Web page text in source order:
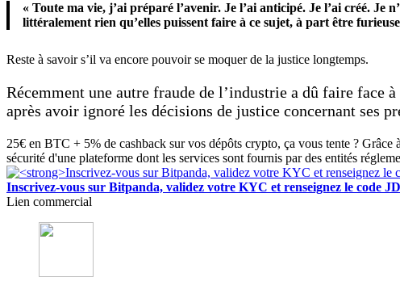
« Toute ma vie, j’ai préparé l’avenir. Je l’ai anticipé. Je l’ai créé. Je
littéralement rien qu’elles puissent faire à ce sujet, à part être
Reste à savoir s’il va encore pouvoir se moquer de la justice longtemps.
Récemment une autre fraude de l’industrie a dû faire face
après avoir ignoré les décisions de justice concernant ses
25€ en BTC + 5% de cashback sur vos dépôts crypto, ça vous tente ?
sécurité d'une plateforme dont les services sont fournis par des entités
Inscrivez-vous sur Bitpanda, validez votre KYC et renseignez le code
Lien commercial